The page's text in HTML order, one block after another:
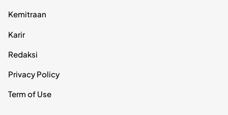
Kemitraan
Karir
Redaksi
Privacy Policy
Term of Use